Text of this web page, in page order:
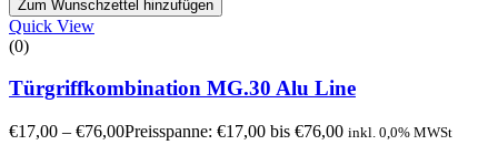
Zum Wunschzettel hinzufügen
Quick View
(0)
Türgriffkombination MG.30 Alu Line
€17,00 – €76,00Preisspanne: €17,00 bis €76,00 inkl. 0,0% MWSt